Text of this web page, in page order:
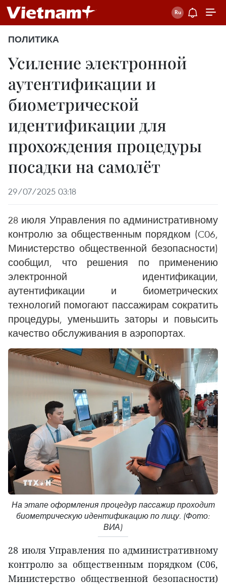
ПОЛИТИКА
Усиление электронной
аутентификации и
биометрической
идентификации для
прохождения процедуры
посадки на самолёт
29/07/2025 03:18
28 июля Управления по административному
контролю за общественным порядком (C06,
Министерство общественной безопасности)
сообщил, что решения по применению
электронной идентификации,
аутентификации и биометрических
технологий помогают пассажирам сократить
процедуры, уменьшить заторы и повысить
качество обслуживания в аэропортах.
На этапе оформления процедур пассажир проходит
биометрическую идентификацию по лицу. (Фото:
ВИА)
28 июля Управления по административному
контролю за общественным порядком (C06,
Министерство общественной безопасности)